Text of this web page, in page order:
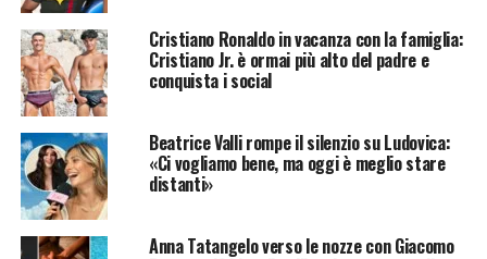
Cristiano Ronaldo in vacanza con la famiglia:
Cristiano Jr. è ormai più alto del padre e
conquista i social
Beatrice Valli rompe il silenzio su Ludovica:
«Ci vogliamo bene, ma oggi è meglio stare
distanti»
Anna Tatangelo verso le nozze con Giacomo